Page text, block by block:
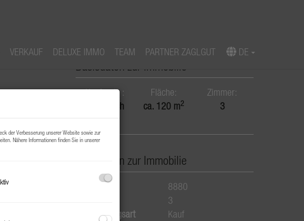
VERKAUF DELUXE IMMO TEAM PARTNER ZAGLGUT DE
mitten
Basisdaten zur Immobilie
Kaufpreis
Erfolgreich
verkauft
Fläche
ca. 120 m2
Zimmer
3
Basisdaten zur Immobilie
Objektnr.
8880
3
Vermarktungsart
Kauf
der Verbesserung unserer Website sowie zur
Nähere Informationen finden Sie in unserer